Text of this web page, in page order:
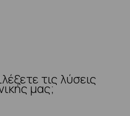
τις λύσεις
μας;